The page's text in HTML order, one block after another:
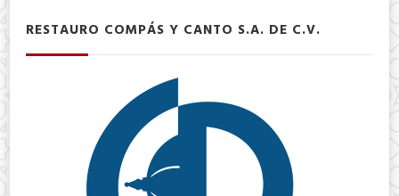
RESTAURO COMPÁS Y CANTO S.A. DE C.V.